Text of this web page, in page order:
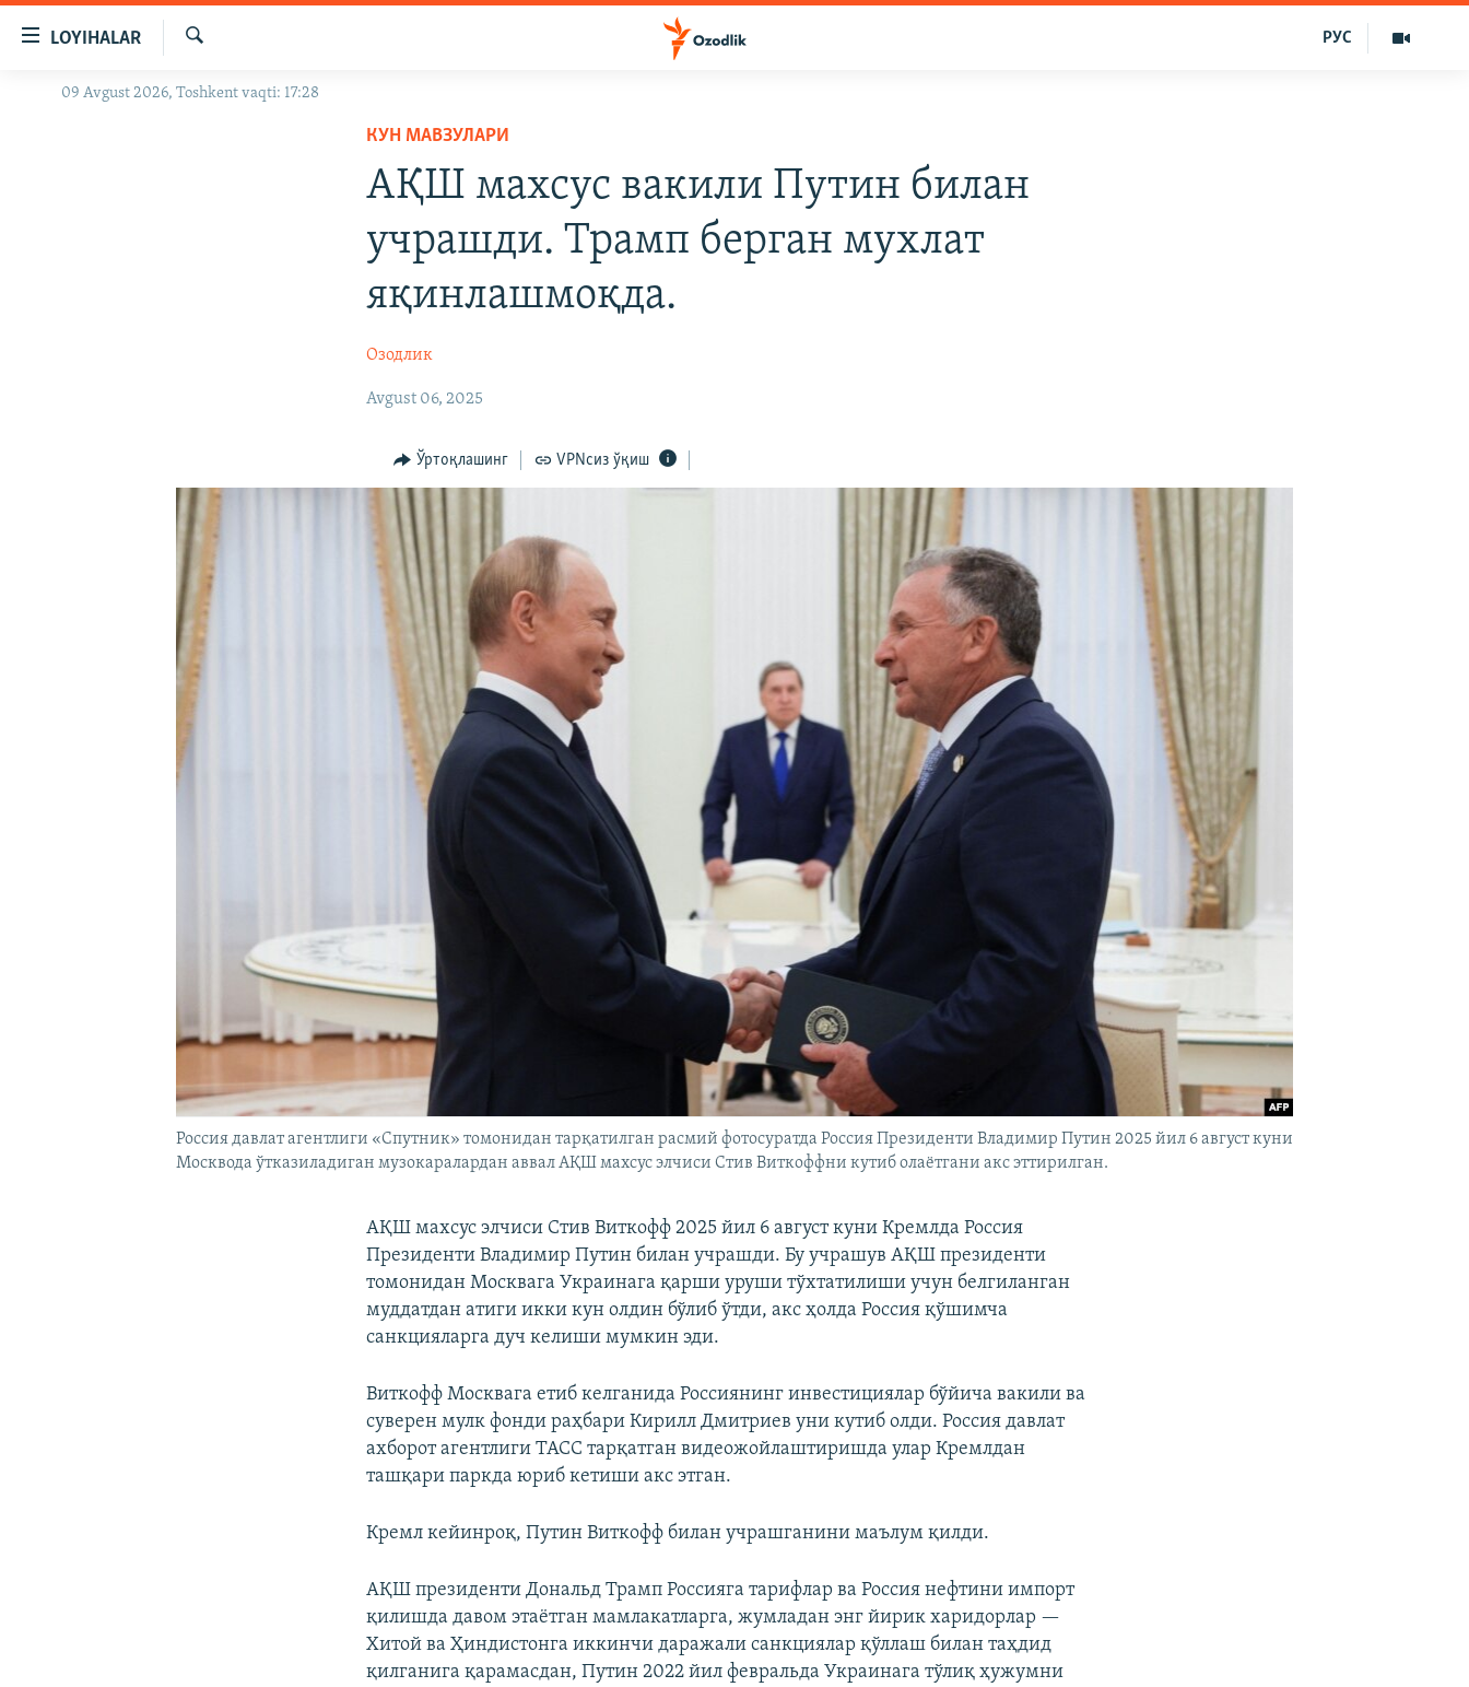
Бош
LOYIHALAR
OZODLIK SURISHTIRUVLARI
Излаш
РУС
09 Avgust 2026, Toshkent vaqti: 17:28
КУН МАВЗУЛАРИ
АҚШ махсус вакили Путин билан
учрашди. Трамп берган мухлат
яқинлашмоқда.
Озодлик
Avgust 06, 2025
Ўртоқлашинг VPNсиз ўқиш
Россия давлат агентлиги «Спутник» томонидан тарқатилган расмий фотосуратда Россия Президенти Владимир Путин 2025 йил 6 август куни
Москвода ўтказиладиган музокаралардан аввал АҚШ махсус элчиси Стив Виткоффни кутиб олаётгани акс эттирилган.
АҚШ махсус элчиси Стив Виткофф 2025 йил 6 август куни Кремлда Россия
Президенти Владимир Путин билан учрашди. Бу учрашув АҚШ президенти
томонидан Москвага Украинага қарши уруши тўхтатилиши учун белгиланган
муддатдан атиги икки кун олдин бўлиб ўтди, акс ҳолда Россия қўшимча
санкцияларга дуч келиши мумкин эди.
Виткофф Москвага етиб келганида Россиянинг инвестициялар бўйича вакили ва
суверен мулк фонди раҳбари Кирилл Дмитриев уни кутиб олди. Россия давлат
ахборот агентлиги ТАСС тарқатган видеожойлаштиришда улар Кремлдан
ташқари паркда юриб кетиши акс этган.
Кремл кейинроқ, Путин Виткофф билан учрашганини маълум қилди.
АҚШ президенти Дональд Трамп Россияга тарифлар ва Россия нефтини импорт
қилишда давом этаётган мамлакатларга, жумладан энг йирик харидорлар —
Хитой ва Ҳиндистонга иккинчи даражали санкциялар қўллаш билан таҳдид
қилганига қарамасдан, Путин 2022 йил февральда Украинага тўлиқ ҳужумни